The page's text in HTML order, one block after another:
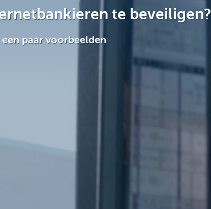
te beveiligen?
paar voorbeelden